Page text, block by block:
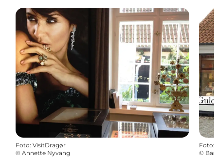
Foto: VisitDragør
© Annette Nyvang
Foto:
©